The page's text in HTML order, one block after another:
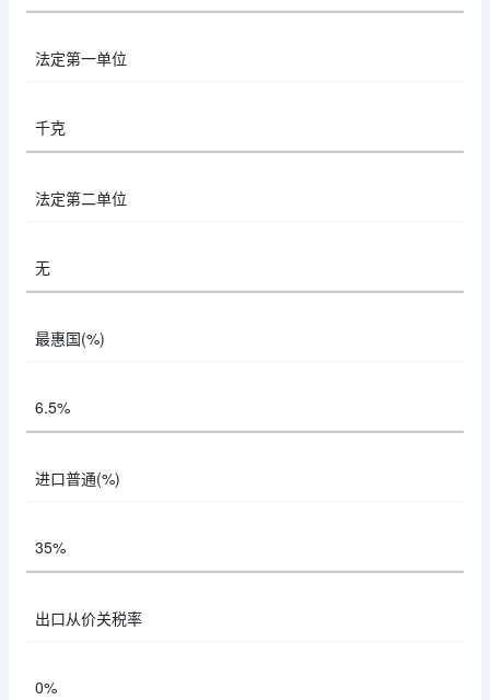
法定第一单位
千克
法定第二单位
无
最惠国(%)
6.5%
进口普通(%)
35%
出口从价关税率
0%